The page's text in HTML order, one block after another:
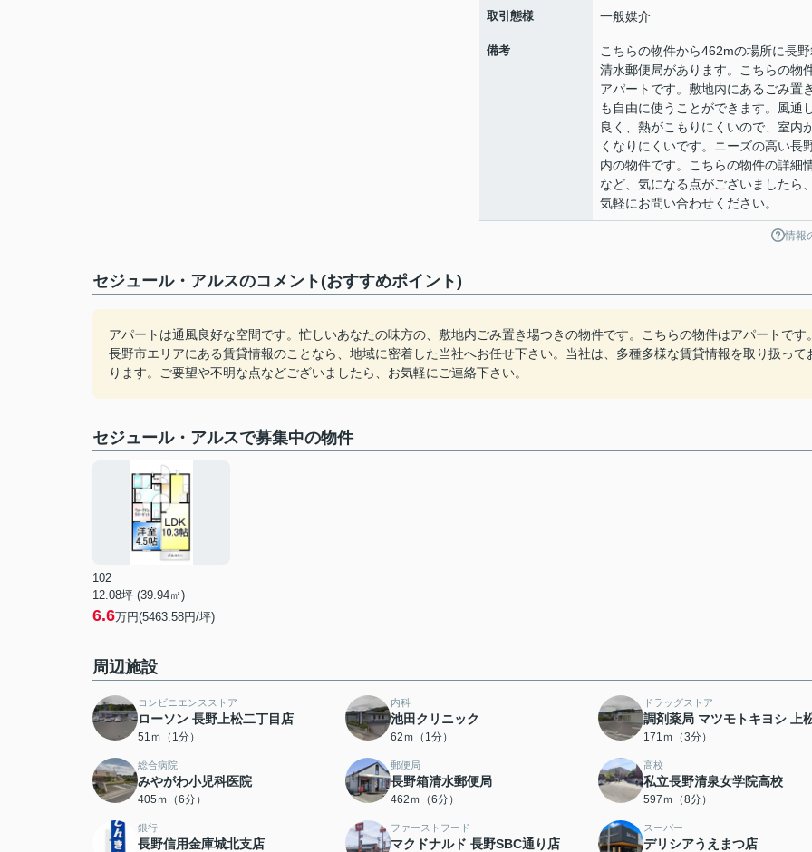
取引態様 一般媒介
備考
こちらの物件から462mの場所に長
清水郵便局があります。こちらの物
アパートです。敷地内にあるごみ置
も自由に使うことができます。風通
良く、熱がこもりにくいので、室内
くなりにくいです。ニーズの高い長
内の物件です。こちらの物件の詳細
など、気になる点がございましたら
気軽にお問い合わせください。
情報
セジュール・アルスのコメント(おすすめポイント)
アパートは通風良好な空間です。忙しいあなたの味方の、敷地内ごみ置き場つきの物件です。こちらの物件はアパートです
長野市エリアにある賃貸情報のことなら、地域に密着した当社へお任せ下さい。当社は、多種多様な賃貸情報を取り扱って
ります。ご要望や不明な点などございましたら、お気軽にご連絡下さい。
セジュール・アルスで募集中の物件
102
12.08坪 (39.94㎡)
6.6万円(5463.58円/坪)
周辺施設
コンビニエンスストア
ローソン 長野上松二丁目店
51ｍ（1分）
内科
池田クリニック
62ｍ（1分）
ドラッグストア
調剤薬局 マツモトキヨシ 上
171ｍ（3分）
総合病院
みやがわ小児科医院
405ｍ（6分）
郵便局
長野箱清水郵便局
462ｍ（6分）
高校
私立長野清泉女学院高校
597ｍ（8分）
銀行
長野信用金庫城北支店
ファーストフード
マクドナルド 長野SBC通り店
スーパー
デリシアうえまつ店